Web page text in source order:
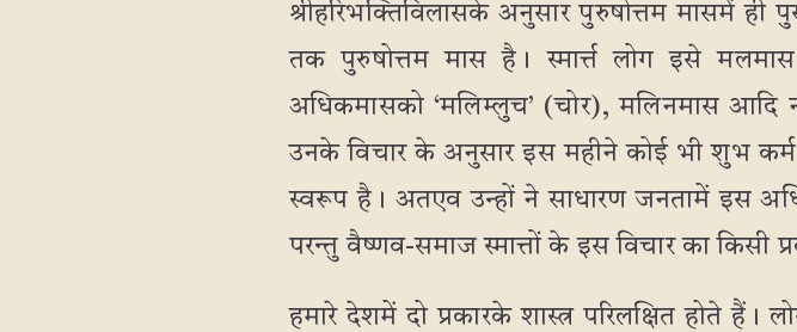
श्रीहरिभक्तिविलासके अनुसार पुरुषोत्तम मासमें
तक पुरुषोत्तम मास है। स्मार्त्त लोग इसे
अधिकमासको ‘मलिम्लुच’ (चोर), मलिनमास आदि
उनके विचार के अनुसार इस महीने कोई भी शुभ
स्वरूप है। अतएव उन्हों ने साधारण जनतामें इस
परन्तु वैष्णव-समाज स्मात्तों के इस विचार का किसी
हमारे देशमें दो प्रकारके शास्त्र परिलक्षित होते हैं।